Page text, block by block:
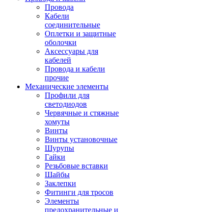
Провода
Кабели
соединительные
Оплетки и защитные
оболочки
Аксессуары для
кабелей
Провода и кабели
прочие
Механические элементы
Профили для
светодиодов
Червячные и стяжные
хомуты
Винты
Винты установочные
Шурупы
Гайки
Резьбовые вставки
Шайбы
Заклепки
Фитинги для тросов
Элементы
предохранительные и